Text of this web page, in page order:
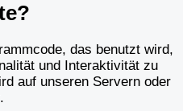
das benutzt wird,
und Interaktivität zu
auf unseren Servern oder